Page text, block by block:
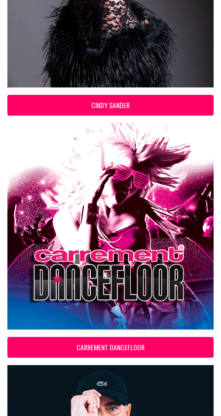
CINDY SANDER
CARREMENT DANCEFLOOR